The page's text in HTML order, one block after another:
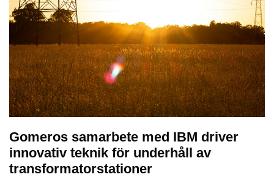
Gomeros samarbete med IBM driver
innovativ teknik för underhåll av
transformatorstationer